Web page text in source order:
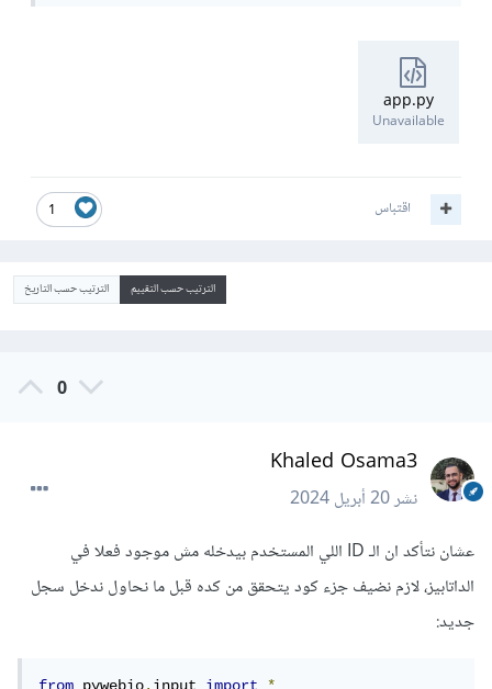
app.py
Unavailable
1 اقتباس
الترتيب حسب التقييم الترتيب حسب التاريخ
0
Khaled Osama3
نشر20 أبريل 2024
عشان نتأكد ان الـ ID اللي المستخدم بيدخله مش موجود فعلا في
الداتابيز، لازم نضيف جزء كود يتحقق من كده قبل ما نحاول ندخل سجل
جديد: